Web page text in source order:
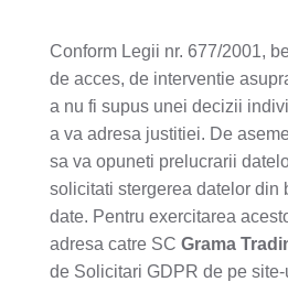
Conform Legii nr. 677/2001,
de acces, de interventie
a nu fi supus unei decizii
a va adresa justitiei. De
sa va opuneti prelucrarii
solicitati stergerea datelor din
date. Pentru exercitarea
adresa catre SC Grama
de Solicitari GDPR de pe